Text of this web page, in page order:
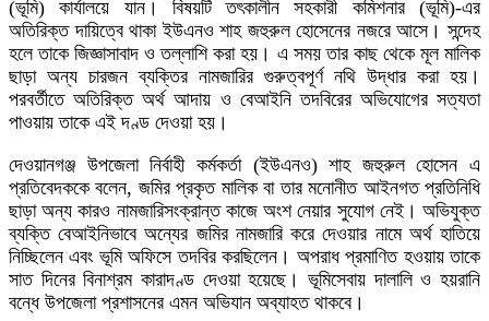
(ভূমি) কার্যালয়ে যান। বিষয়টি তৎকালীন সহকারী কমিশনার (ভূমি)-এর
অতিরিক্ত দায়িত্বে থাকা ইউএনও শাহ জহুরুল হোসেনের নজরে আসে। সন্দেহ
হলে তাকে জিজ্ঞাসাবাদ ও তল্লাশি করা হয়। এ সময় তার কাছ থেকে মূল মালিক
ছাড়া অন্য চারজন ব্যক্তির নামজারির গুরুত্বপূর্ণ নথি উদ্ধার করা হয়।
পরবর্তীতে অতিরিক্ত অর্থ আদায় ও বেআইনি তদবিরের অভিযোগের সত্যতা
পাওয়ায় তাকে এই দণ্ড দেওয়া হয়।
দেওয়ানগঞ্জ উপজেলা নির্বাহী কর্মকর্তা (ইউএনও) শাহ জহুরুল হোসেন এ
প্রতিবেদককে বলেন, জমির প্রকৃত মালিক বা তার মনোনীত আইনগত প্রতিনিধি
ছাড়া অন্য কারও নামজারিসংক্রান্ত কাজে অংশ নেয়ার সুযোগ নেই। অভিযুক্ত
ব্যক্তি বেআইনিভাবে অন্যের জমির নামজারি করে দেওয়ার নামে অর্থ হাতিয়ে
নিচ্ছিলেন এবং ভূমি অফিসে তদবির করছিলেন। অপরাধ প্রমাণিত হওয়ায় তাকে
সাত দিনের বিনাশ্রম কারাদণ্ড দেওয়া হয়েছে। ​ভূমিসেবায় দালালি ও হয়রানি
বন্ধে উপজেলা প্রশাসনের এমন অভিযান অব্যাহত থাকবে।